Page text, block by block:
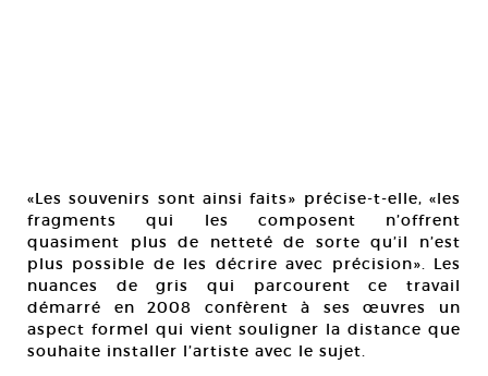
«Les souvenirs sont ainsi faits» précise-t-elle, «les
fragments qui les composent n’offrent
quasiment plus de netteté de sorte qu’il n’est
plus possible de les décrire avec précision». Les
nuances de gris qui parcourent ce travail
démarré en 2008 confèrent à ses œuvres un
aspect formel qui vient souligner la distance que
souhaite installer l’artiste avec le sujet.